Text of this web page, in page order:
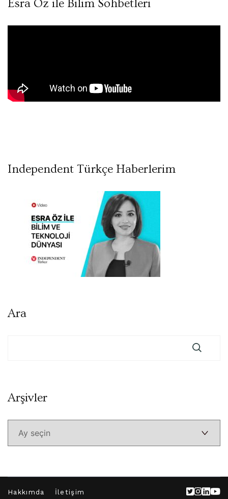
Esra Öz ile Bilim Sohbetleri
Independent Türkçe Haberlerim
Ara
ArşivlerArşivler
Hakkımda İletişim